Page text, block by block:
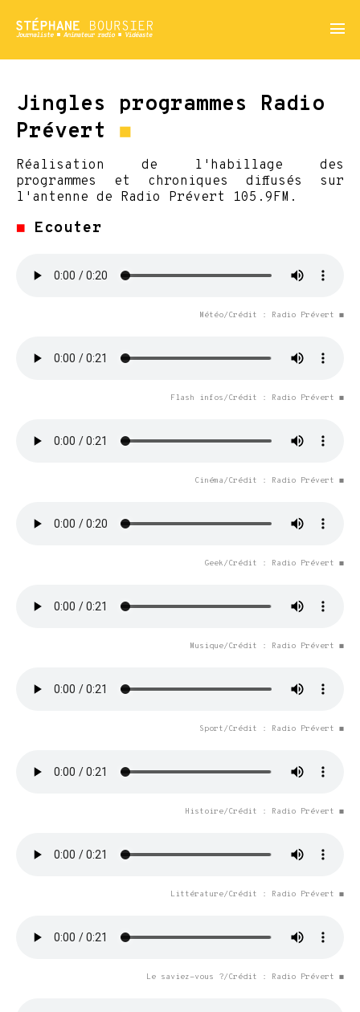
menu
Jingles programmes Radio
Prévert ◼
Réalisation de l'habillage des
programmes et chroniques diffusés sur
l'antenne de Radio Prévert 105.9FM.
◼ Ecouter
Météo/Crédit : Radio Prévert ◼
Flash infos/Crédit : Radio Prévert ◼
Cinéma/Crédit : Radio Prévert ◼
Geek/Crédit : Radio Prévert ◼
Musique/Crédit : Radio Prévert ◼
Sport/Crédit : Radio Prévert ◼
Histoire/Crédit : Radio Prévert ◼
Littérature/Crédit : Radio Prévert ◼
Le saviez-vous ?/Crédit : Radio Prévert ◼